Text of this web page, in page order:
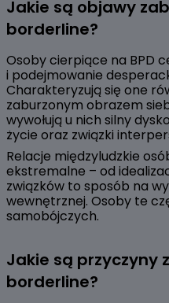
Jakie są objawy
borderline?
Osoby cierpiące na BPD
i podejmowanie
Charakteryzują się one
zaburzonym obrazem
wywołują u nich silny
życie oraz związki
Relacje międzyludzkie
ekstremalne – od
związków to sposób na
wewnętrznej. Osoby te
samobójczych.
Jakie są przyczyny
borderline?